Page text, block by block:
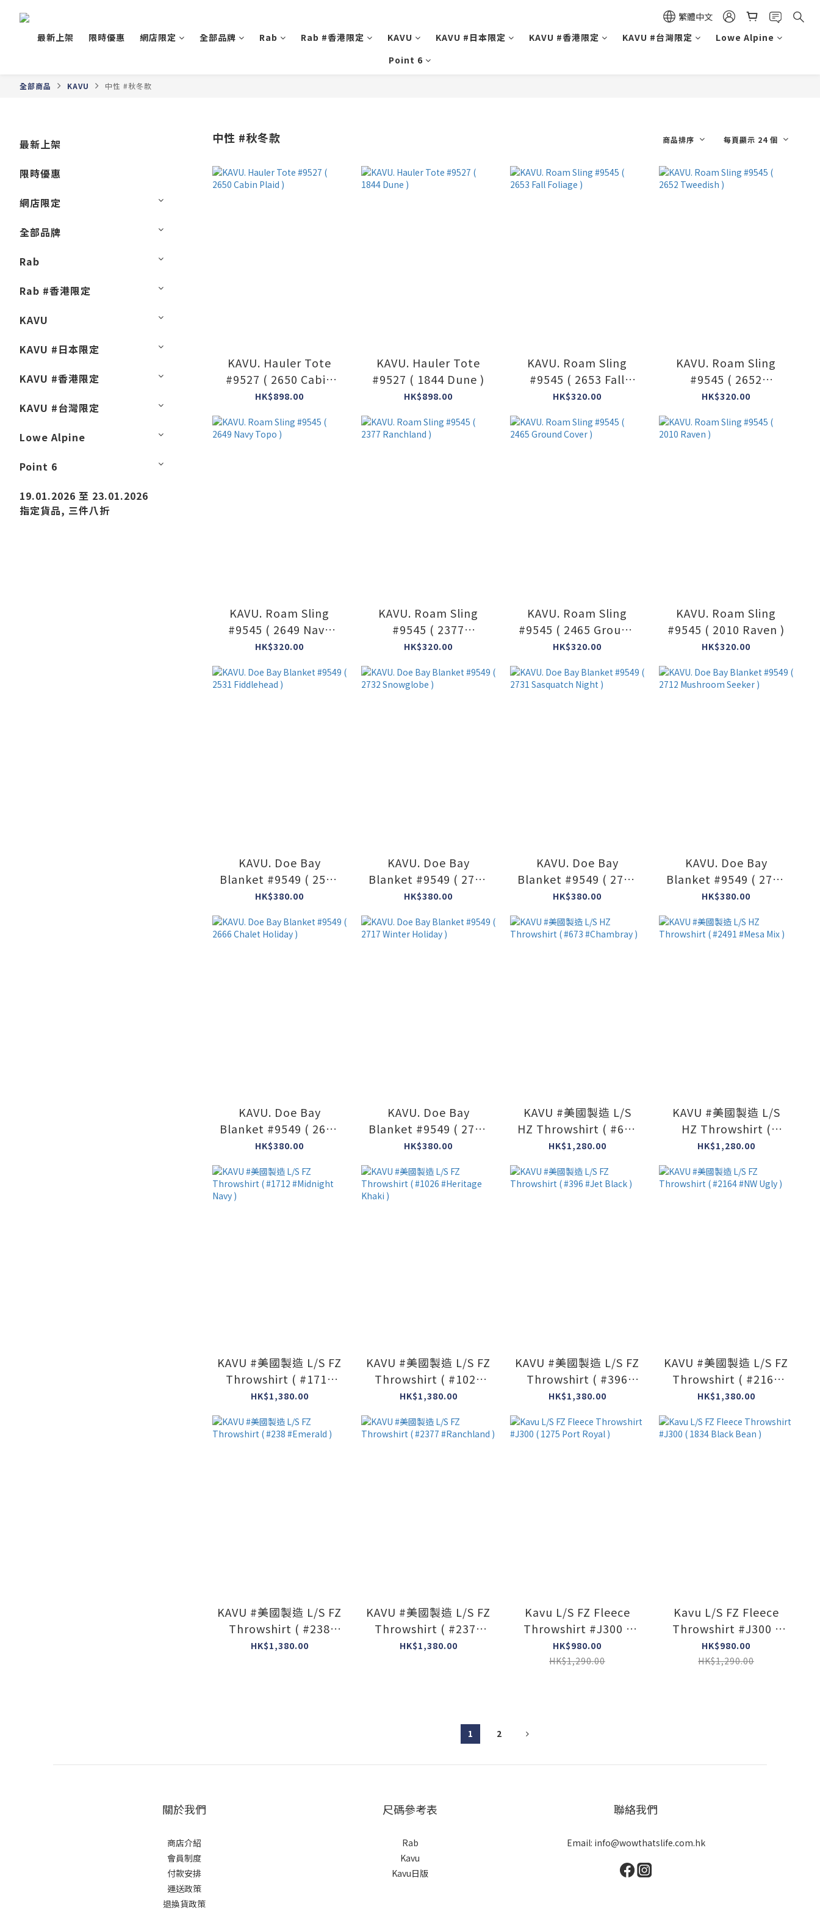
繁體中文
最新上架
限時優惠 網店限定 全部品牌 Rab Rab #香港限定 KAVU KAVU #日本限定 KAVU #香港限定 KAVU #台灣限定
Lowe Alpine
Point 6
全部商品 KAVU 中性 #秋冬款
最新上架
限時優惠
網店限定
全部品牌
Rab
Rab #香港限定
KAVU
KAVU #日本限定
KAVU #香港限定
KAVU #台灣限定
Lowe Alpine
Point 6
19.01.2026 至 23.01.2026
指定貨品, 三件八折
中性 #秋冬款 商品排序 每頁顯示 24 個
KAVU. Hauler Tote
#9527 ( 2650 Cabin
Plaid )
HK$898.00
KAVU. Hauler Tote
#9527 ( 1844 Dune )
HK$898.00
KAVU. Roam Sling
#9545 ( 2653 Fall
Foliage )
HK$320.00
KAVU. Roam Sling
#9545 ( 2652
Tweedish )
HK$320.00
KAVU. Roam Sling
#9545 ( 2649 Navy
Topo )
HK$320.00
KAVU. Roam Sling
#9545 ( 2377
Ranchland )
HK$320.00
KAVU. Roam Sling
#9545 ( 2465 Ground
Cover )
HK$320.00
KAVU. Roam Sling
#9545 ( 2010 Raven )
HK$320.00
KAVU. Doe Bay
Blanket #9549 ( 2531
Fiddlehead )
HK$380.00
KAVU. Doe Bay
Blanket #9549 ( 2732
Snowglobe )
HK$380.00
KAVU. Doe Bay
Blanket #9549 ( 2731
Sasquatch Night )
HK$380.00
KAVU. Doe Bay
Blanket #9549 ( 2712
Mushroom Seeker )
HK$380.00
KAVU. Doe Bay
Blanket #9549 ( 2666
Chalet Holiday )
HK$380.00
KAVU. Doe Bay
Blanket #9549 ( 2717
Winter Holiday )
HK$380.00
KAVU #美國製造 L/S
HZ Throwshirt ( #673
#Chambray )
HK$1,280.00
KAVU #美國製造 L/S
HZ Throwshirt (
#2491 #Mesa Mix )
HK$1,280.00
KAVU #美國製造 L/S FZ
Throwshirt ( #1712
#Midnight Navy )
HK$1,380.00
KAVU #美國製造 L/S FZ
Throwshirt ( #1026
#Heritage Khaki )
HK$1,380.00
KAVU #美國製造 L/S FZ
Throwshirt ( #396
#Jet Black )
HK$1,380.00
KAVU #美國製造 L/S FZ
Throwshirt ( #2164
#NW Ugly )
HK$1,380.00
KAVU #美國製造 L/S FZ
Throwshirt ( #238
#Emerald )
HK$1,380.00
KAVU #美國製造 L/S FZ
Throwshirt ( #2377
#Ranchland )
HK$1,380.00
Kavu L/S FZ Fleece
Throwshirt #J300 (
1275 Port Royal )
HK$980.00
HK$1,290.00
Kavu L/S FZ Fleece
Throwshirt #J300 (
1834 Black Bean )
HK$980.00
HK$1,290.00
1 2
關於我們
商店介紹
會員制度
付款安排
運送政策
退換貨政策
尺碼參考表
Rab
Kavu
Kavu日版
聯絡我們
Email: info@wowthatslife.com.hk